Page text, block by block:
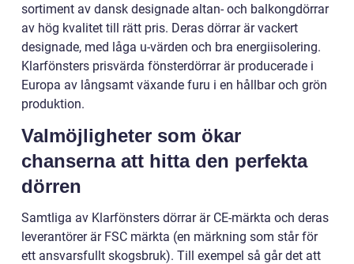
sortiment av dansk designade altan- och balkongdörrar
av hög kvalitet till rätt pris. Deras dörrar är vackert
designade, med låga u-värden och bra energiisolering.
Klarfönsters prisvärda fönsterdörrar är producerade i
Europa av långsamt växande furu i en hållbar och grön
produktion.
Valmöjligheter som ökar
chanserna att hitta den perfekta
dörren
Samtliga av Klarfönsters dörrar är CE-märkta och deras
leverantörer är FSC märkta (en märkning som står för
ett ansvarsfullt skogsbruk). Till exempel så går det att